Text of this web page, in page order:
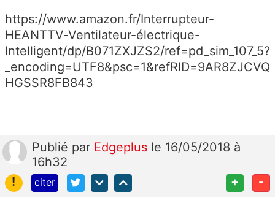
https://www.amazon.fr/Interrupteur-
HEANTTV-Ventilateur-électrique-
Intelligent/dp/B071ZXJZS2/ref=pd_sim_107_5?
_encoding=UTF8&psc=1&refRID=9AR8ZJCVQ
HGSSR8FB843
Publié par Edgeplus le 16/05/2018 à
16h32
!
citer + -